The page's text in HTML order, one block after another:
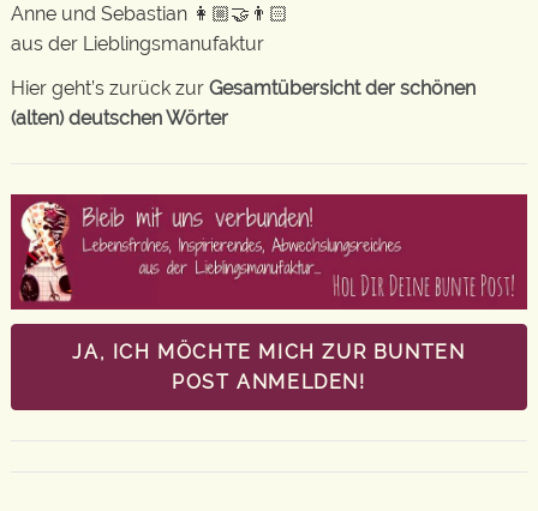
Anne und Sebastian 👩🏼‍🤝‍👨🏻
aus der Lieblingsmanufaktur
Hier geht’s zurück zur Gesamtübersicht der schönen
(alten) deutschen Wörter
JA, ICH MÖCHTE MICH ZUR BUNTEN
POST ANMELDEN!